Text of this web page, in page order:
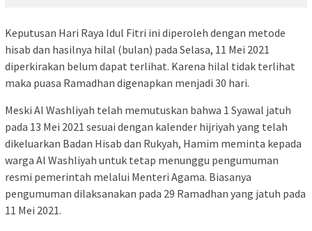
Keputusan Hari Raya Idul Fitri ini diperoleh dengan metode
hisab dan hasilnya hilal (bulan) pada Selasa, 11 Mei 2021
diperkirakan belum dapat terlihat. Karena hilal tidak terlihat
maka puasa Ramadhan digenapkan menjadi 30 hari.
Meski Al Washliyah telah memutuskan bahwa 1 Syawal jatuh
pada 13 Mei 2021 sesuai dengan kalender hijriyah yang telah
dikeluarkan Badan Hisab dan Rukyah, Hamim meminta kepada
warga Al Washliyah untuk tetap menunggu pengumuman
resmi pemerintah melalui Menteri Agama. Biasanya
pengumuman dilaksanakan pada 29 Ramadhan yang jatuh pada
11 Mei 2021.